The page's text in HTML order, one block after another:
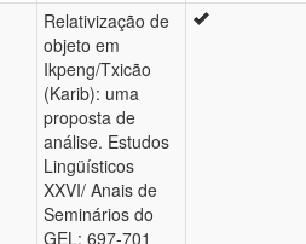
Relativização de
objeto em
Ikpeng/Txicão
(Karib): uma
proposta de
análise. Estudos
Lingüísticos
XXVI/ Anais de
Seminários do
GEL: 697-701